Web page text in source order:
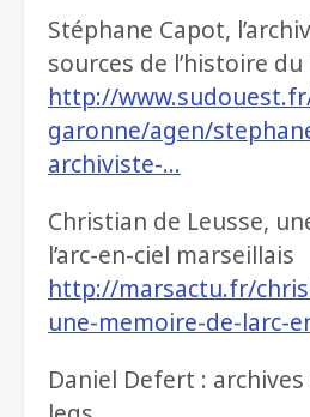
Stéphane Capot,
sources de l’histoire
http://
garonne/agen/
archiviste-…
Christian de Leusse,
l’arc-en-ciel marseillais
http://marsactu.fr/
une-memoire-de-larc-
Daniel Defert :